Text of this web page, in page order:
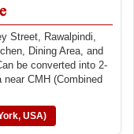
Street, Rawalpindi,
Dining Area, and
be converted into 2-
CMH (Combined
USA)